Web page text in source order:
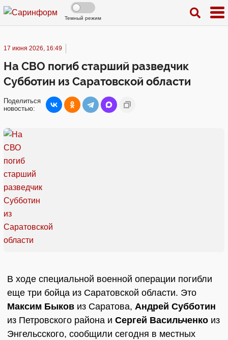
Темный режим
17 июня 2026, 16:49
На СВО погиб старший разведчик
Субботин из Саратовской области
Поделиться
новостью:
В ходе специальной военной операции погибли
еще три бойца из Саратовской области. Это
Максим Быков из Саратова, Андрей Субботин
из Петровского района и Сергей Васильченко из
Энгельсского, сообщили сегодня в местных